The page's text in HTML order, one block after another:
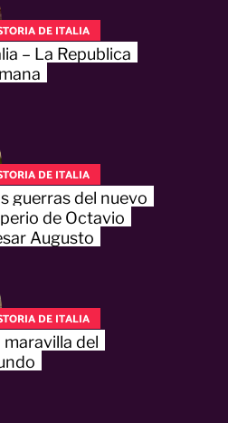
DE ITALIA
– La Republica
DE ITALIA
guerras del nuevo
de Octavio
Augusto
DE ITALIA
maravilla del